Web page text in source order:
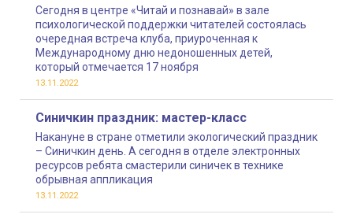
Сегодня в центре «Читай и познавай» в зале
психологической поддержки читателей состоялась
очередная встреча клуба, приуроченная к
Международному дню недоношенных детей,
который отмечается 17 ноября
13.11.2022
Синичкин праздник: мастер-класс
Накануне в стране отметили экологический праздник
– Синичкин день. А сегодня в отделе электронных
ресурсов ребята смастерили синичек в технике
обрывная аппликация
13.11.2022